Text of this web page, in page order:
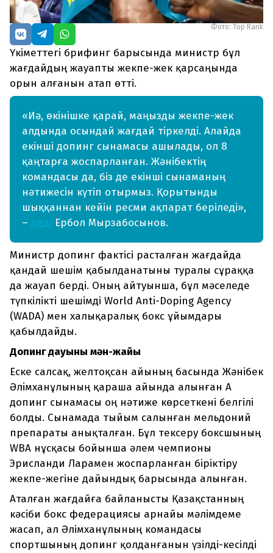
Фото: Top Rank
Үкіметтегі брифинг барысында министр бұл
жағдайдың жауапты жекпе-жек қарсаңында
орын алғанын атап өтті.
«Иә, өкінішке қарай, маңызды жекпе-жек
алдында осындай жағдай тіркелді. Алайда
екінші допинг сынамасы ашылады, ол 8
қаңтарға жоспарланған. Жәнібектің
командасы да, біз де екінші сынаманың
нәтижесін күтіп отырмыз. Қорытынды
шыққаннан кейін ресми ақпарат беріледі»,
– деді Ербол Мырзабосынов.
Министр допинг фактісі расталған жағдайда
қандай шешім қабылданатыны туралы сұраққа
да жауап берді. Оның айтуынша, бұл мәселеде
түпкілікті шешімді World Anti-Doping Agency
(WADA) мен халықаралық бокс ұйымдары
қабылдайды.
Допинг дауының мән-жайы
Еске салсақ, желтоқсан айының басында Жәнібек
Әлімханұлының қараша айында алынған А
допинг сынамасы оң нәтиже көрсеткені белгілі
болды. Сынамада тыйым салынған мельдоний
препараты анықталған. Бұл тексеру боксшының
WBA нұсқасы бойынша әлем чемпионы
Эрисланди Ларамен жоспарланған біріктіру
жекпе-жегіне дайындық барысында алынған.
Аталған жағдайға байланысты Қазақстанның
кәсіби бокс федерациясы арнайы мәлімдеме
жасап, ал Әлімханұлының командасы
спортшының допинг қолданғанын үзілді-кесілді